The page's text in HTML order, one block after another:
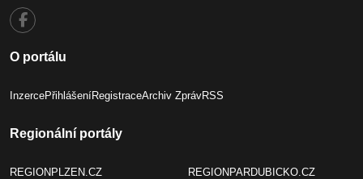
O portálu
InzercePřihlášeníRegistraceArchiv ZprávRSS
Regionální portály
REGIONPLZEN.CZ REGIONPARDUBICKO.CZ